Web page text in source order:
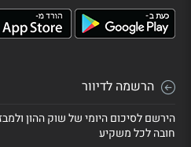
הרשמה לדיוור
הירשם לסיכום היומי של שוק ההון
חובה לכל משקיע